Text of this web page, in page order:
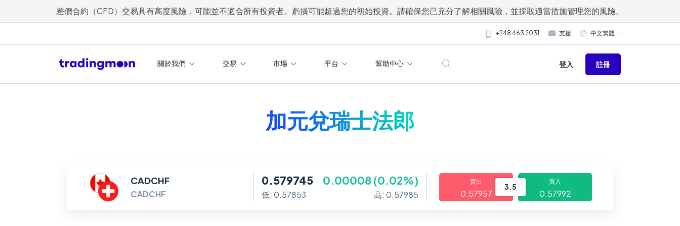
差價合約（CFD）交易具有高度風險，可能並不適合所有投資者。虧損可能超過您的初始投資。請確保您已充分了解相關風險，並採取適當措施管理您的風險。
+248 463 2031 支援 中文繁體
關於我們 交易 市場 平台 幫助中心 登入 註冊
加元兌瑞士法郎
CADCHF
CADCHF
0.579745 0.00008 (0.02%)
低: 0.57853 高: 0.57985
賣出
0.57957
3.5
買入
0.57992